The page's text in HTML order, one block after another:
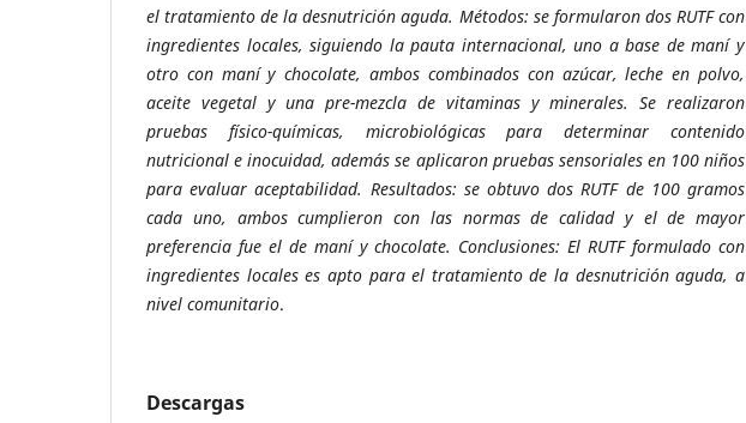
el tratamiento de la desnutrición aguda. Métodos: se formularon dos RUTF con
ingredientes locales, siguiendo la pauta internacional, uno a base de maní y
otro con maní y chocolate, ambos combinados con azúcar, leche en polvo,
aceite vegetal y una pre-mezcla de vitaminas y minerales. Se realizaron
pruebas físico-químicas, microbiológicas para determinar contenido
nutricional e inocuidad, además se aplicaron pruebas sensoriales en 100 niños
para evaluar aceptabilidad. Resultados: se obtuvo dos RUTF de 100 gramos
cada uno, ambos cumplieron con las normas de calidad y el de mayor
preferencia fue el de maní y chocolate. Conclusiones:El RUTF formulado con
ingredientes locales es apto para el tratamiento de la desnutrición aguda, a
nivel comunitario.
Descargas